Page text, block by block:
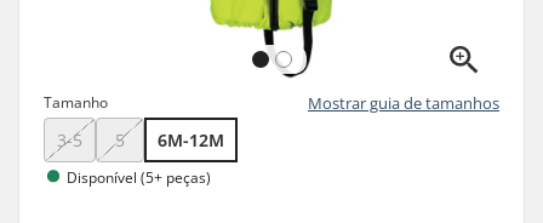
Tamanho Mostrar guia de tamanhos
3-5 5 6M-12M
Disponível (5+ peças)